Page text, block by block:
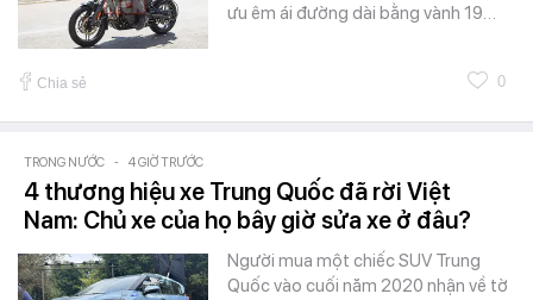
ưu êm ái đường dài bằng vành 19…
Chia sẻ 0
TRONG NƯỚC - 4 GIỜ TRƯỚC
4 thương hiệu xe Trung Quốc đã rời Việt
Nam: Chủ xe của họ bây giờ sửa xe ở đâu?
Người mua một chiếc SUV Trung
Quốc vào cuối năm 2020 nhận về tờ